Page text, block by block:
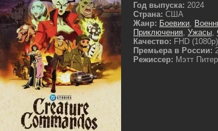
Год выпуска: 2024
Страна: США
Жанр: Боевики,
Приключения, Ужасы,
Качество: FHD (1080p)
Премьера в России:
Режиссер: Мэтт